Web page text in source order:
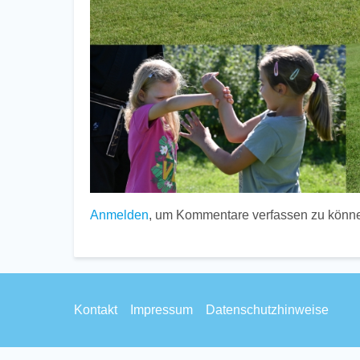
Anmelden, um Kommentare verfassen zu
Footer
Kontakt Impressum Datenschutzhinweise